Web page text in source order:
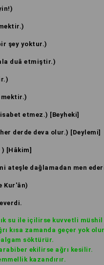
şey yoktur.)
duâ etmiştir.)
etmez.) [Beyheki]
derde deva olur.) [Deylemi]
) [Hâkim]
ateşle dağlamadan men
Kur'ân)
su ile içilirse kuvvetli
kısa zamanda geçer yok
söktürür.
ekilirse ağrı kesilir.
kazandırır.